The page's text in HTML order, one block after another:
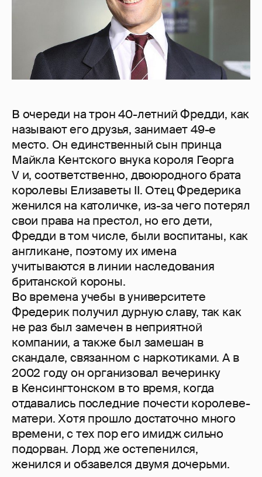
В очереди на трон 40-летний Фредди, как
называют его друзья, занимает 49-е
место. Он единственный сын принца
Майкла Кентского внука короля Георга
V и, соответственно, двоюродного брата
королевы Елизаветы II. Отец Фредерика
женился на католичке, из-за чего потерял
свои права на престол, но его дети,
Фредди в том числе, были воспитаны, как
англикане, поэтому их имена
учитываются в линии наследования
британской короны.
Во времена учебы в университете
Фредерик получил дурную славу, так как
не раз был замечен в неприятной
компании, а также был замешан в
скандале, связанном с наркотиками. А в
2002 году он организовал вечеринку
в Кенсингтонском в то время, когда
отдавались последние почести королеве-
матери. Хотя прошло достаточно много
времени, с тех пор его имидж сильно
подорван. Лорд же остепенился,
женился и обзавелся двумя дочерьми.